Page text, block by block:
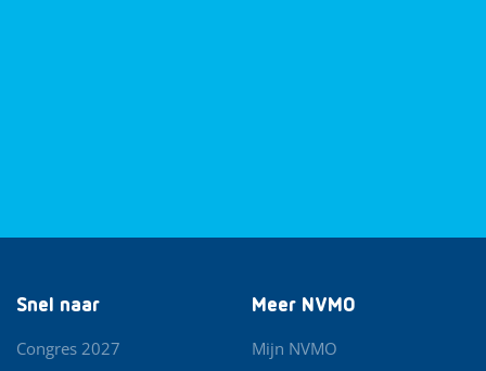
Snel naar
Congres 2027
Meer NVMO
Mijn NVMO